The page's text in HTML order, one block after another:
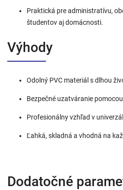
Praktická pre administratívu,
študentov aj domácnosti.
Výhody
Odolný PVC materiál s dlhou
Bezpečné uzatváranie
Profesionálny vzhľad v
Ľahká, skladná a vhodná na
Dodatočné